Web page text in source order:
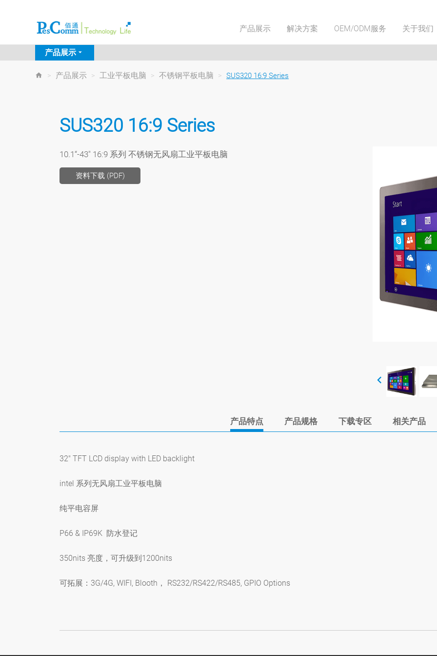
产品展示 解决方案 OEM/ODM服务 关于我们
产品展示
> 产品展示 > 工业平板电脑 > 不锈钢平板电脑 > SUS320 16:9 Series
SUS320 16:9 Series
10.1“-43" 16:9 系列 不锈钢无风扇工业平板电脑
资料下载 (PDF)
产品特点 产品规格 下载专区 相关产品
32" TFT LCD display with LED backlight
intel 系列无风扇工业平板电脑
纯平电容屏
P66 & IP69K 防水登记
350nits 亮度，可升级到1200nits
可拓展：3G/4G, WIFI, Blooth， RS232/RS422/RS485, GPIO Options